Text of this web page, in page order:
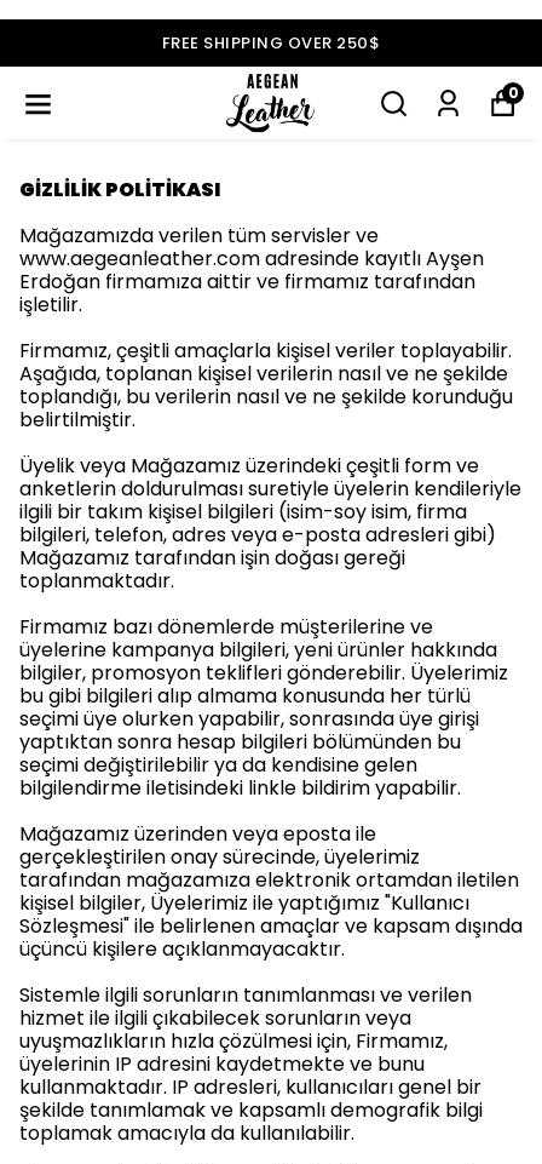
GET 5% OFF YOUR FIRST ORDER!
0
GİZLİLİK POLİTİKASI
Mağazamızda verilen tüm servisler ve
www.aegeanleather.com adresinde kayıtlı Ayşen
Erdoğan firmamıza aittir ve firmamız tarafından
işletilir.
Firmamız, çeşitli amaçlarla kişisel veriler toplayabilir.
Aşağıda, toplanan kişisel verilerin nasıl ve ne şekilde
toplandığı, bu verilerin nasıl ve ne şekilde korunduğu
belirtilmiştir.
Üyelik veya Mağazamız üzerindeki çeşitli form ve
anketlerin doldurulması suretiyle üyelerin kendileriyle
ilgili bir takım kişisel bilgileri (isim-soy isim, firma
bilgileri, telefon, adres veya e-posta adresleri gibi)
Mağazamız tarafından işin doğası gereği
toplanmaktadır.
Firmamız bazı dönemlerde müşterilerine ve
üyelerine kampanya bilgileri, yeni ürünler hakkında
bilgiler, promosyon teklifleri gönderebilir. Üyelerimiz
bu gibi bilgileri alıp almama konusunda her türlü
seçimi üye olurken yapabilir, sonrasında üye girişi
yaptıktan sonra hesap bilgileri bölümünden bu
seçimi değiştirilebilir ya da kendisine gelen
bilgilendirme iletisindeki linkle bildirim yapabilir.
Mağazamız üzerinden veya eposta ile
gerçekleştirilen onay sürecinde, üyelerimiz
tarafından mağazamıza elektronik ortamdan iletilen
kişisel bilgiler, Üyelerimiz ile yaptığımız "Kullanıcı
Sözleşmesi" ile belirlenen amaçlar ve kapsam dışında
üçüncü kişilere açıklanmayacaktır.
Sistemle ilgili sorunların tanımlanması ve verilen
hizmet ile ilgili çıkabilecek sorunların veya
uyuşmazlıkların hızla çözülmesi için, Firmamız,
üyelerinin IP adresini kaydetmekte ve bunu
kullanmaktadır. IP adresleri, kullanıcıları genel bir
şekilde tanımlamak ve kapsamlı demografik bilgi
toplamak amacıyla da kullanılabilir.